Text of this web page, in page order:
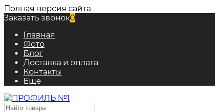
Полная версия сайта
Заказать звонок0
Главная
Фото
Блог
Доставка и оплата
Контакты
Еще